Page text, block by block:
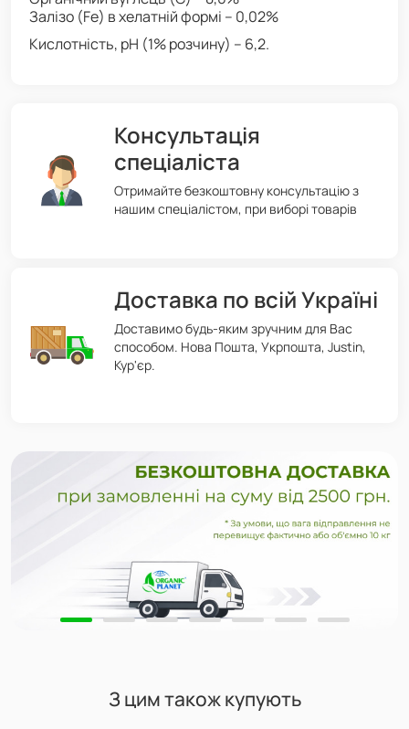
Залізо (Fe) в хелатній формі – 0,02%
Кислотність, рН (1% розчину) – 6,2.
Консультація
спеціаліста
Отримайте безкоштовну консультацію з
нашим спеціалістом, при виборі товарів
Доставка по всій Україні
Доставимо будь-яким зручним для Вас
способом. Нова Пошта, Укрпошта, Justin,
Кур'єр.
З цим також купують